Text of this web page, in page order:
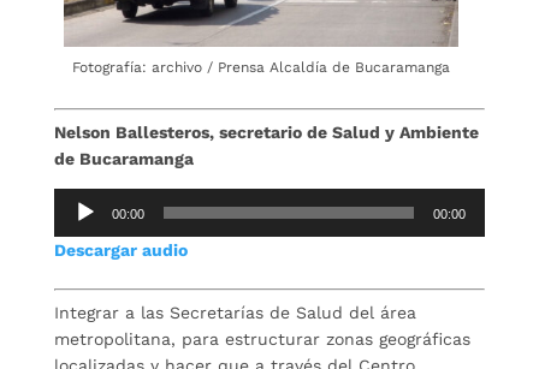
Fotografía: archivo / Prensa Alcaldía de Bucaramanga
Nelson Ballesteros, secretario de Salud y Ambiente
de Bucaramanga
Reproductor
audio
00:00 00:00
Descargar audio
Integrar a las Secretarías de Salud del área
metropolitana, para estructurar zonas geográficas
localizadas y hacer que a través del Centro